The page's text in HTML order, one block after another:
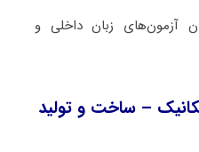
آزمون‌های زبان داخلی و
– ساخت و تولید